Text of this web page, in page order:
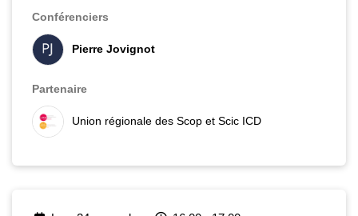
plan de financement, gouvernance, exemple de SCOP
ayant déjà mené ce projet à bien…
des experts et repartir avec des réponses concrètes
collaborateurs.
Conférenciers
Pierre Jovignot
Partenaire
Union régionale des Scop et Scic ICD